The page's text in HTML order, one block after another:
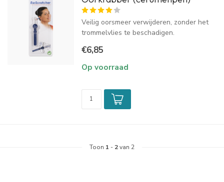
Veilig oorsmeer verwijderen, zonder het
trommelvlies te beschadigen.
€6,85
Op voorraad
Toon 1 - 2van 2